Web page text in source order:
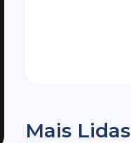
Mais Lidas